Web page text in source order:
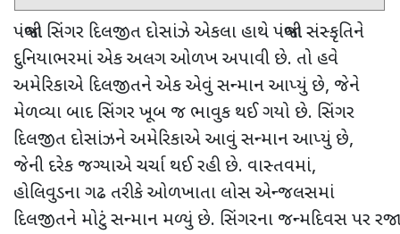
પંજાબી સિંગર દિલજીત દોસાંઝે એકલા હાથે પંજાબી સંસ્કૃતિને
દુનિયાભરમાં એક અલગ ઓળખ અપાવી છે. તો હવે
અમેરિકાએ દિલજીતને એક એવું સન્માન આપ્યું છે, જેને
મેળવ્યા બાદ સિંગર ખૂબ જ ભાવુક થઈ ગયો છે. સિંગર
દિલજીત દોસાંઝને અમેરિકાએ આવું સન્માન આપ્યું છે,
જેની દરેક જગ્યાએ ચર્ચા થઈ રહી છે. વાસ્તવમાં,
હોલિવુડના ગઢ તરીકે ઓળખાતા લોસ એન્જલસમાં
દિલજીતને મોટું સન્માન મળ્યું છે. સિંગરના જન્મદિવસ પર રજા